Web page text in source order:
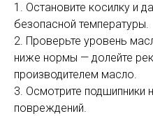
1. Остановите косилку и
безопасной температуры.
2. Проверьте уровень
ниже нормы — долейте
производителем масло.
3. Осмотрите подшипники
повреждений.